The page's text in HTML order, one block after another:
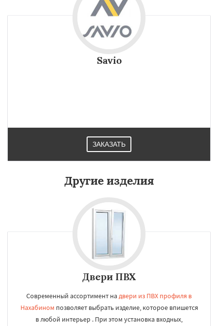
Savio
ЗАКАЗАТЬ
Другие изделия
Двери ПВХ
Современный ассортимент на двери из ПВХ профиля в
Нахабином позволяет выбрать изделие, которое впишется
в любой интерьер . При этом установка входных,